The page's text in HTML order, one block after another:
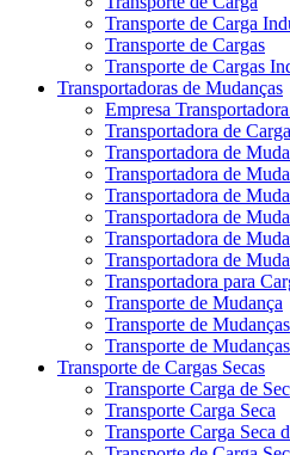
Transporte de Carga
Transporte de Cargas
Transporte de Cargas
Transportadoras de Mudanças
Empresa
Transportadora de Carga
Transportadora de
Transportadora de
Transportadora de
Transportadora de
Transportadora de
Transportadora de
Transportadora para
Transporte de Mudança
Transporte de Mudanças
Transporte de
Transporte de Cargas Secas
Transporte Carga de
Transporte Carga Seca
Transporte Carga Seca